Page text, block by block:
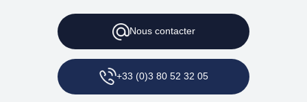
Nouscontacter
+33 (0)3 80 52 32 05